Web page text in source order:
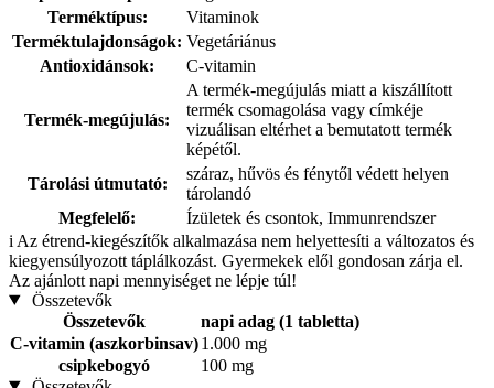
Terméktípus:
Vitaminok
Terméktulajdonságok: Vegetáriánus
Antioxidánsok:
C-vitamin
Termék-megújulás:
A termék-megújulás miatt a kiszállított
termék csomagolása vagy címkéje
vizuálisan eltérhet a bemutatott termék
képétől.
Tárolási útmutató:
száraz, hűvös és fénytől védett helyen
tárolandó
Megfelelő:
Ízületek és csontok, Immunrendszer
i Az étrend-kiegészítők alkalmazása nem helyettesíti a változatos és
kiegyensúlyozott táplálkozást. Gyermekek elől gondosan zárja el.
Az ajánlott napi mennyiséget ne lépje túl!
Összetevők
Összetevők
napi adag (1 tabletta)
C-vitamin (aszkorbinsav)1.000 mg
csipkebogyó
100 mg